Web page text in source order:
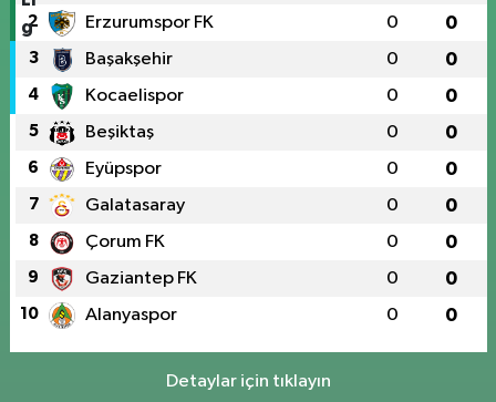
2 Erzurumspor FK 0 0
3 Başakşehir 0 0
4 Kocaelispor 0 0
5 Beşiktaş 0 0
6 Eyüpspor 0 0
7 Galatasaray 0 0
8 Çorum FK 0 0
9 Gaziantep FK 0 0
10 Alanyaspor 0 0
Detaylar için tıklayın